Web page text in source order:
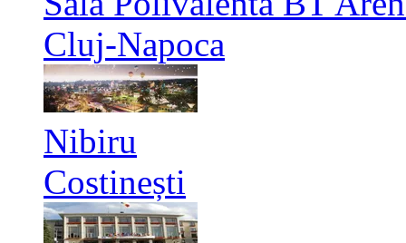
Cluj-Napoca
Nibiru
Costinești